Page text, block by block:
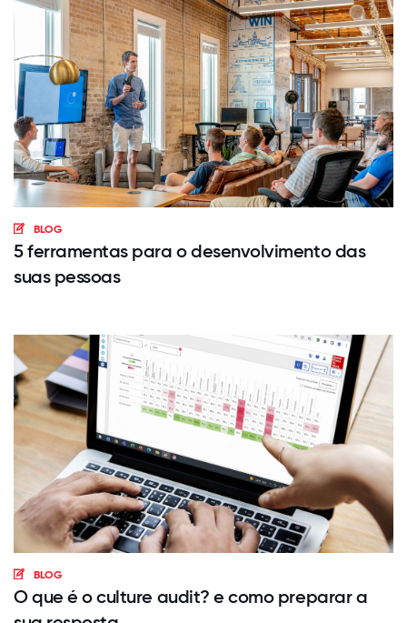
BLOG
5 ferramentas para o desenvolvimento das
suas pessoas
BLOG
O que é o culture audit? e como preparar a